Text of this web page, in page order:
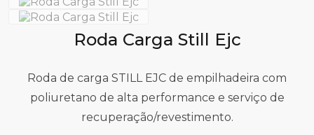
Roda Carga Still Ejc
Roda de carga STILL EJC de empilhadeira com
poliuretano de alta performance e serviço de
recuperação/revestimento.